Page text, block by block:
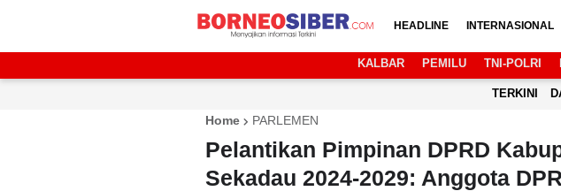
HEADLINE INTERNASIONAL
KALBAR PEMILU TNI-POLRI
TERKINI
Home PARLEMEN
Pelantikan Pimpinan DPRD
Sekadau 2024-2029: Anggota